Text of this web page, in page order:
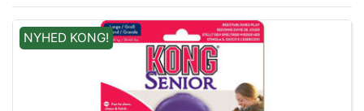
NYHED KONG!